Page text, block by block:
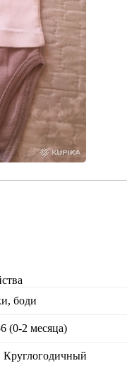
боди
(0-2 месяца)
Круглогодичный